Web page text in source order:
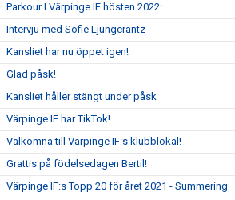
Parkour I Värpinge IF hösten 2022:
Intervju med Sofie Ljungcrantz
Kansliet har nu öppet igen!
Glad påsk!
Kansliet håller stängt under påsk
Värpinge IF har TikTok!
Välkomna till Värpinge IF:s klubblokal!
Grattis på födelsedagen Bertil!
Värpinge IF:s Topp 20 för året 2021 - Summering